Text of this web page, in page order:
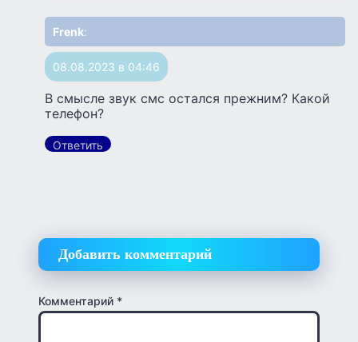
Frenk:
08.08.2023 в 04:46
В смысле звук смс остался прежним? Какой
телефон?
Ответить
Добавить комментарий
Комментарий *